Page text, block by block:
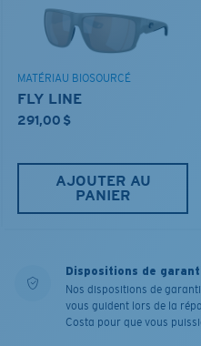
MATÉRIAU BIOSOURCÉ
FLY LINE
291,00 $
AJOUTER AU
PANIER
Dispositions de
Nos dispositions de
vous guident lors de la
Costa pour que vous